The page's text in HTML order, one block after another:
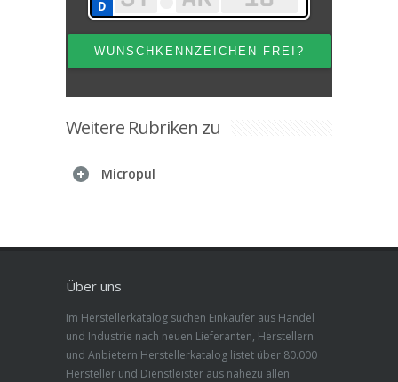
Weitere Rubriken zu
Micropul
Über uns
Im Herstellerkatalog suchen Einkäufer aus Handel
und Industrie nach neuen Lieferanten, Herstellern
und Anbietern Herstellerkatalog listet über 80.000
Hersteller und Dienstleister aus nahezu allen